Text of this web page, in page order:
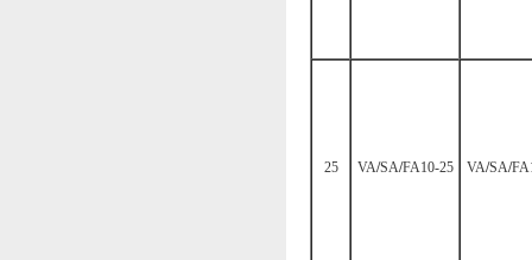
25 VA/SA/FA10-25 VA/SA/